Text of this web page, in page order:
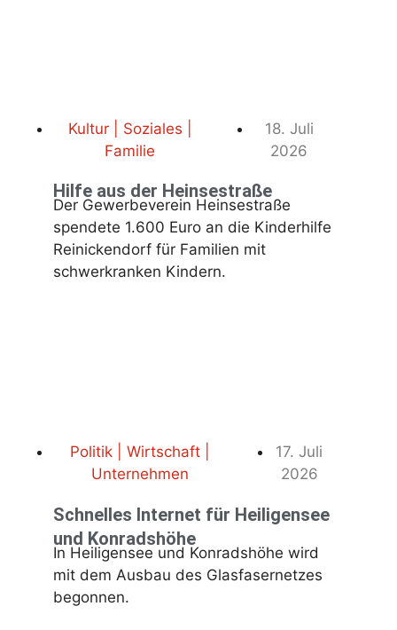
18. Juli
2026
Kultur | Soziales |
Familie
Hilfe aus der Heinsestraße
Der Gewerbeverein Heinsestraße
spendete 1.600 Euro an die Kinderhilfe
Reinickendorf für Familien mit
schwerkranken Kindern.
17. Juli
2026
Politik | Wirtschaft |
Unternehmen
Schnelles Internet für Heiligensee
und Konradshöhe
In Heiligensee und Konradshöhe wird
mit dem Ausbau des Glasfasernetzes
begonnen.